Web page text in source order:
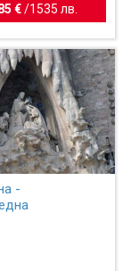
€/ 1535 лв.
-